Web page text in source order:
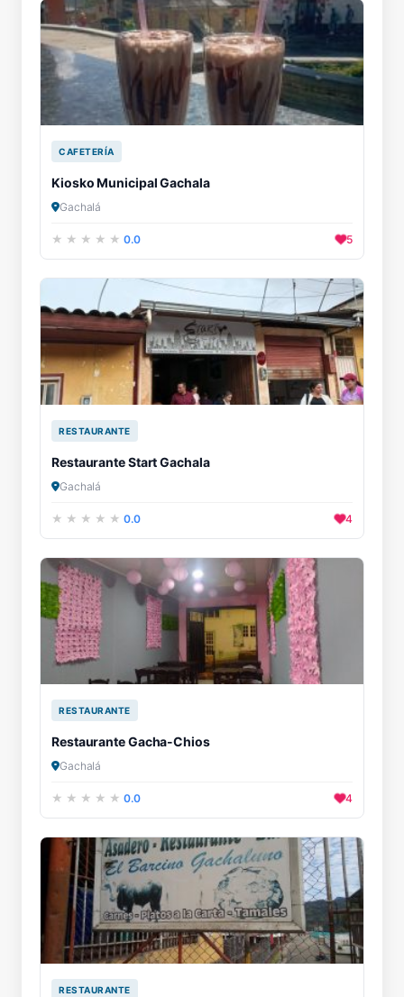
CAFETERÍA
Kiosko Municipal Gachala
Gachalá
0.0 5
RESTAURANTE
Restaurante Start Gachala
Gachalá
0.0 4
RESTAURANTE
Restaurante Gacha-Chios
Gachalá
0.0 4
RESTAURANTE